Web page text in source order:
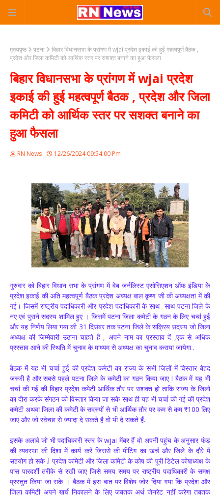
मुख्यपृष्ठ पटना
बिहार विधानसभा के प्रांगण में wjai प्रदेश इकाई की हुई महत्वपूर्ण बैठक ,
प्रदेश और जिला कमिटी को आर्थिक स्तर पर सशक्त बनाने का हुआ फैसला
बिहार विधानसभा के प्रांगण में wjai प्रदेश
इकाई की हुई महत्वपूर्ण बैठक , प्रदेश और जिला
कमिटी को आर्थिक स्तर पर सशक्त बनाने का
हुआ फैसला
RN News 12/26/2024 09:54:00 Pm
गुरुवार को बिहार विधान सभा के प्रांगण में वेब जर्नलिस्ट एसोसिएशन ऑफ इंडिया के
प्रदेश इकाई की अति महत्वपूर्ण बैठक प्रदेश अध्यक्ष बाल कृष्ण जी की अध्यक्षता में की
गई। जिसमें राष्ट्रीय पदाधिकारी और प्रदेश पदाधिकारी के साथ- साथ पटना जिले के
नए एवं पुराने सदस्य शामिल हुए । जिसमें पटना जिला कमेटी के गठन के लिए चर्चा हुई
और यह निर्णय लिया गया की 31 दिसंबर तक पटना जिले के सक्रिय सदस्य जो जिला
अध्यक्ष की जिम्मेवारी उठाना चाहते हैं , अपने नाम का प्रस्ताव दें ,एक से अधिक
प्रस्ताव आने की स्थिति में चुनाव के माध्यम से अध्यक्ष का चुनाव कराया जायेगा .
बैठक में यह भी चर्चा हुई की प्रदेश कमेटी का राज्य के सभी जिलों में विस्तार बेहद
जरूरी है और सबसे पहले पटना जिले के कमेटी का गठन किया जाए l बैठक में यह भी
चर्चा की गई की बिहार प्रदेश कमेटी आर्थिक तौर पर सशक्त हो ताकि राज्य के जिलों
का दौरा करके संगठन को विस्तार किया जा सके साथ ही यह भी चर्चा की गई की प्रदेश
कमेटी अथवा जिला की कमेटी के सदस्यों से भी आर्थिक तौर पर कम से कम ₹100 लिए
जाएं और जो स्वेच्छा से ज्यादा दे सकते है वो भी दे सकते हैं.
इसके अलावे जो भी पदाधिकारी स्तर के wjai मेंबर हैं वो अपनी पहुंच के अनुसार फंड
की व्यवस्था की दिशा में कार्य करें जिससे की मीटिंग का खर्च और जिले के दौरे में
सहयोग हो सके .l प्रदेश कमिटी और जिला कमिटी के कोष की पूरी डिटेल कोषाध्यक्ष के
पास पारदर्शी तरीके से रखी जाए जिसे समय समय पर राष्ट्रीय पदाधिकारी के समक्ष
प्रस्तुत किया जा सके । बैठक में इस बात पर विशेष जोर दिया गया कि प्रदेश और
जिला कमिटी अपने खर्च निकालने के लिए जबतक अर्थ जेनरेट नहीं करेगा तबतक